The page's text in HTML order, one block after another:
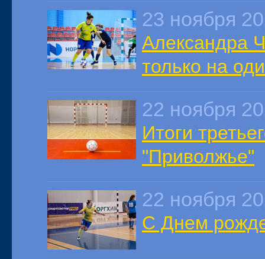
23 ноября
Александра
только на
22 ноября
Итоги
"Приволжье"
22 ноября
С Днем